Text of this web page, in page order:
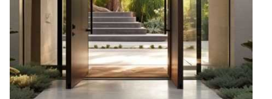
Zapisz moje preferencje
Akceptuj wszystkie